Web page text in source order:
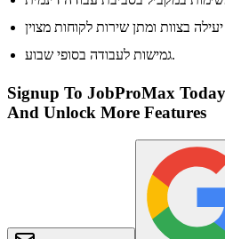
גמישות לעבודה בסופי שבוע.
Signup To JobProMax
And Unlock More Features